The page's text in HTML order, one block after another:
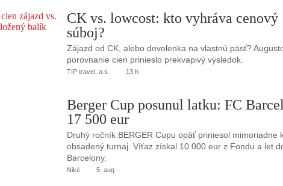
CK vs. lowcost: kto vyhráva cenový
súboj?
Zájazd od CK, alebo dovolenka na vlastnú päsť?
porovnanie cien prinieslo prekvapivý výsledok.
TIP travel, a.s. 13 h
Berger Cup posunul latku: FC
17 500 eur
Druhý ročník BERGER Cupu opäť priniesol mimoriadne
obsadený turnaj. Víťaz získal 10 000 eur z Fondu a let
Barcelony.
Niké 5. aug